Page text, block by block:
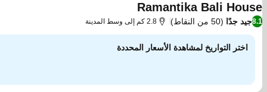
Ramantika Bali House
8.1جيد جدًا (50 من النقاط) 2.8 كم إلى وسط المدينة
اختر التواريخ لمشاهدة الأسعار المحددة